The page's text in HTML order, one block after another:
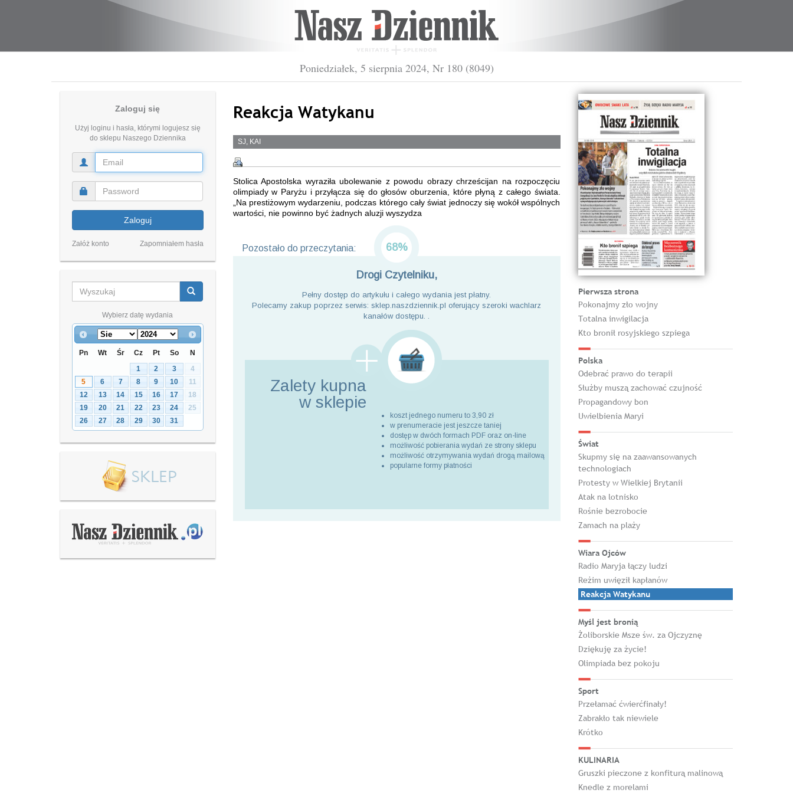
Poniedziałek, 5 sierpnia 2024, Nr 180 (8049)
Zaloguj się
Użyj loginu i hasła, którymi logujesz się
do sklepu Naszego Dziennika
Zaloguj
Załóż konto Zapomniałem hasła
Wybierz datę wydania
Pn Wt Śr Cz Pt So
N
1
2 3
4
5
6 7 8 9 10
11
12
13 14 15 16 17
18
19
20 21 22 23 24
25
26
27 28 29 30 31
Reakcja Watykanu
SJ, KAI
Stolica Apostolska wyraziła ubolewanie z powodu obrazy chrześcijan na rozpoczęciu
olimpiady w Paryżu i przyłącza się do głosów oburzenia, które płyną z całego świata.
„Na prestiżowym wydarzeniu, podczas którego cały świat jednoczy się wokół wspólnych
wartości, nie powinno być żadnych aluzji wyszydza
Pozostało do przeczytania: 68%
Drogi Czytelniku,
Pełny dostęp do artykułu i całego wydania jest płatny.
Polecamy zakup poprzez serwis: sklep.naszdziennik.pl oferujący szeroki wachlarz
kanałów dostępu. .
Zalety kupna
w sklepie
koszt jednego numeru to 3,90 zł
w prenumeracie jest jeszcze taniej
dostęp w dwóch formach PDF oraz on-line
możliwość pobierania wydań ze strony sklepu
możliwość otrzymywania wydań drogą mailową
popularne formy płatności
Pierwsza strona
Pokonajmy zło wojny
Totalna inwigilacja
Kto bronił rosyjskiego szpiega
Polska
Odebrać prawo do terapii
Służby muszą zachować czujność
Propagandowy bon
Uwielbienia Maryi
Świat
Skupmy się na zaawansowanych
technologiach
Protesty w Wielkiej Brytanii
Atak na lotnisko
Rośnie bezrobocie
Zamach na plaży
Wiara Ojców
Radio Maryja łączy ludzi
Reżim uwięził kapłanów
Reakcja Watykanu
Myśl jest bronią
Żoliborskie Msze św. za Ojczyznę
Dziękuję za życie!
Olimpiada bez pokoju
Sport
Przełamać ćwierćfinały!
Zabrakło tak niewiele
Krótko
KULINARIA
Gruszki pieczone z konfiturą malinową
Knedle z morelami